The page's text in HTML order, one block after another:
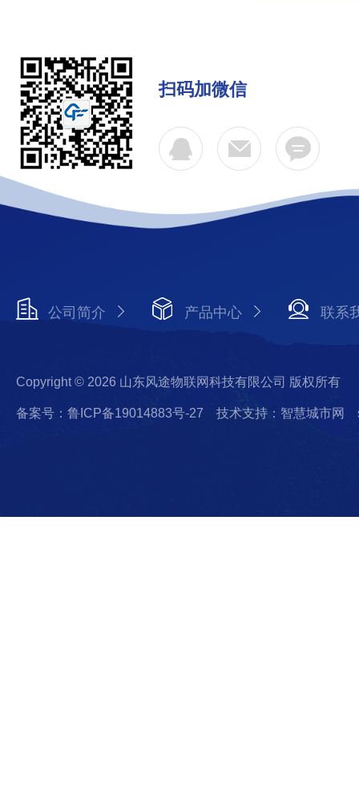
扫码加微信
公司简介 产品中心 联系
Copyright © 2026 山东风途物联网科技有限公司 版权所有
备案号：鲁ICP备19014883号-27 技术支持：智慧城市网